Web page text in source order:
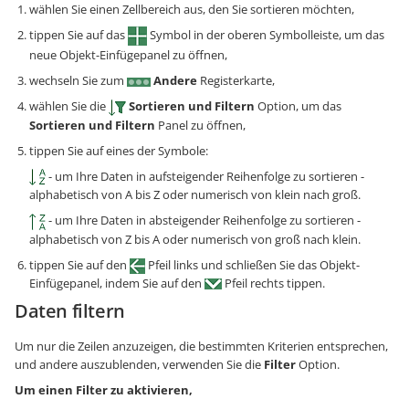
wählen Sie einen Zellbereich aus, den Sie sortieren möchten,
tippen Sie auf das
Symbol in der oberen Symbolleiste, um das
neue Objekt-Einfügepanel zu öffnen,
wechseln Sie zum
Andere Registerkarte,
wählen Sie die
Sortieren und Filtern Option, um das
Sortieren und Filtern Panel zu öffnen,
tippen Sie auf eines der Symbole:
- um Ihre Daten in aufsteigender Reihenfolge zu sortieren -
alphabetisch von A bis Z oder numerisch von klein nach groß.
- um Ihre Daten in absteigender Reihenfolge zu sortieren -
alphabetisch von Z bis A oder numerisch von groß nach klein.
tippen Sie auf den
Pfeil links und schließen Sie das Objekt-
Einfügepanel, indem Sie auf den
Pfeil rechts tippen.
Daten filtern
Um nur die Zeilen anzuzeigen, die bestimmten Kriterien entsprechen,
und andere auszublenden, verwenden Sie die FilterOption.
Um einen Filter zu aktivieren,